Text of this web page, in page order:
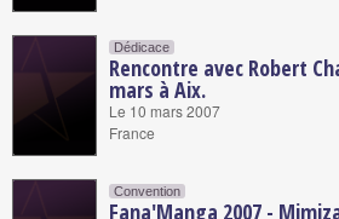
Dédicace
Rencontre avec Robert
mars à Aix.
Le 10 mars 2007
France
Convention
Fana'Manga 2007 -